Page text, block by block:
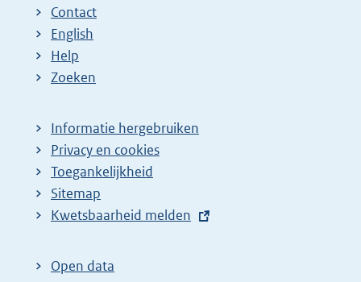
Contact
English
Help
Zoeken
Informatie hergebruiken
Privacy en cookies
Toegankelijkheid
Sitemap
E
t
Kwetsbaarheid melden
Open data